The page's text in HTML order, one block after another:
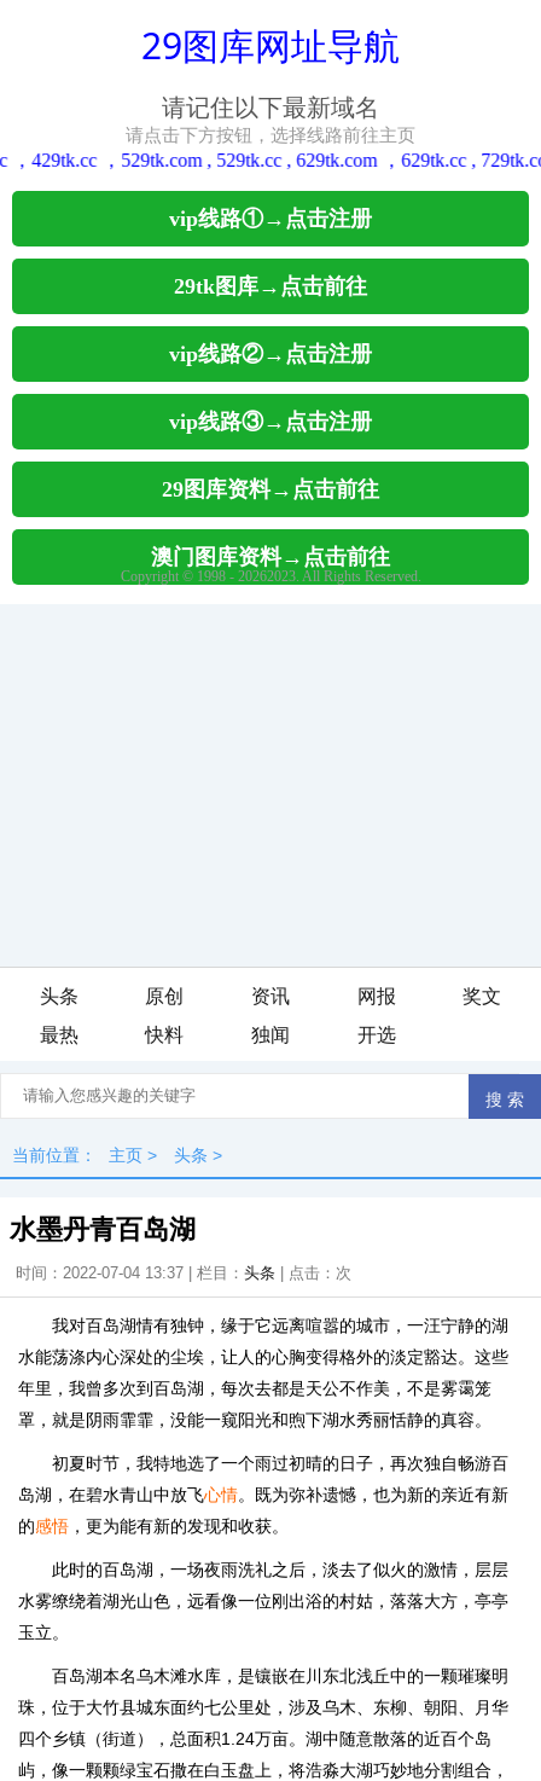
头条 原创 资讯 网报
奖文
最热
快料 独闻 开选
当前位置： 主页 > 头条 >
水墨丹青百岛湖
时间：2022-07-04 13:37 | 栏目： 头条 | 点击： 次
我对百岛湖情有独钟，缘于它远离喧嚣的城市，一汪宁静的湖
水能荡涤内心深处的尘埃，让人的心胸变得格外的淡定豁达。这些
年里，我曾多次到百岛湖，每次去都是天公不作美，不是雾霭笼
罩，就是阴雨霏霏，没能一窥阳光和煦下湖水秀丽恬静的真容。
初夏时节，我特地选了一个雨过初晴的日子，再次独自畅游百
岛湖，在碧水青山中放飞心情。既为弥补遗憾，也为新的亲近有新
的感悟 ，更为能有新的发现和收获。
此时的百岛湖，一场夜雨洗礼之后，淡去了似火的激情，层层
水雾缭绕着湖光山色，远看像一位刚出浴的村姑，落落大方，亭亭
玉立。
百岛湖本名乌木滩水库，是镶嵌在川东北浅丘中的一颗璀璨明
珠，位于大竹县城东面约七公里处，涉及乌木、东柳、朝阳、月华
四个乡镇（街道），总面积1.24万亩。湖中随意散落的近百个岛
屿，像一颗颗绿宝石撒在白玉盘上，将浩淼大湖巧妙地分割组合，